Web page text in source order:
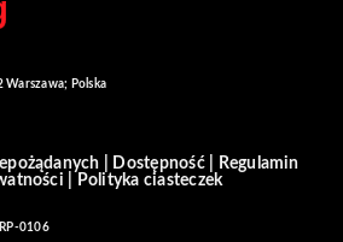
Polska
Dostępność|
Regulamin
Polityka ciasteczek
0106